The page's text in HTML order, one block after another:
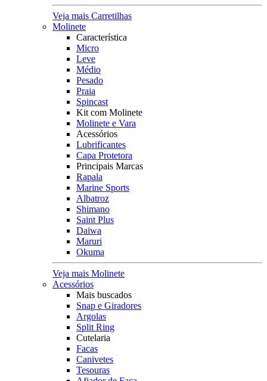
Veja mais Carretilhas
Molinete
Característica
Micro
Leve
Médio
Pesado
Praia
Spincast
Kit com Molinete
Molinete e Vara
Acessórios
Lubrificantes
Capa Protetora
Principais Marcas
Rapala
Marine Sports
Albatroz
Shimano
Saint Plus
Daiwa
Maruri
Okuma
Veja mais Molinete
Acessórios
Mais buscados
Snap e Giradores
Argolas
Split Ring
Cutelaria
Facas
Canivetes
Tesouras